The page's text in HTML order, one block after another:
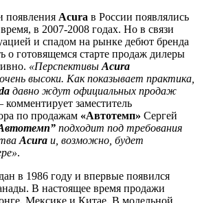
появления Acura в России появлялись
в 2007-2008 годах. Но в связи
и спадом на рынке дебют бренда
о готовящемся старте продаж дилеры
«Перспективы Acura
высоки. Как показывает практика,
давно ждут официальных продаж
комментирует заместитель
по продажам «Автотемп» Сергей
подходит под требования
Acura и, возможно, будет
.
в 1986 году и впервые появился
В настоящее время продажи
Мексике и Китае. В модельной